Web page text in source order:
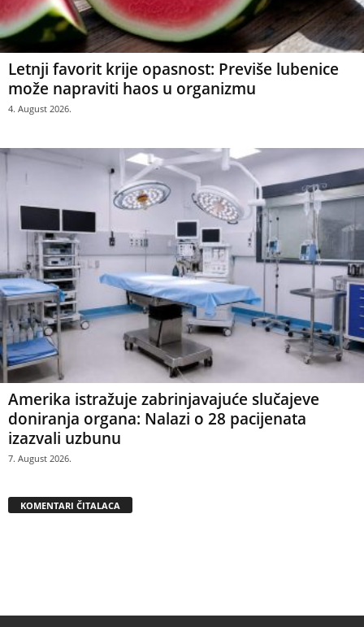
Letnji favorit krije opasnost: Previše lubenice
može napraviti haos u organizmu
4. August 2026.
Amerika istražuje zabrinjavajuće slučajeve
doniranja organa: Nalazi o 28 pacijenata
izazvali uzbunu
7. August 2026.
KOMENTARI ČITALACA